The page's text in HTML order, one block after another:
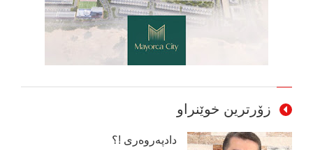
زۆرترین خوێنراو
دادپەروەری !؟